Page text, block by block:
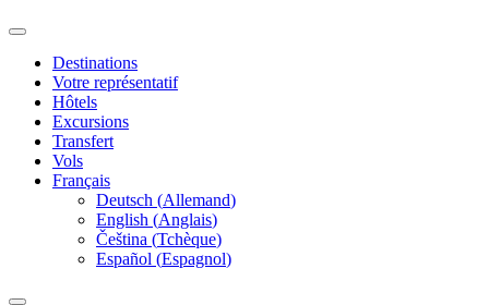
Destinations
Votre représentatif
Hôtels
Excursions
Transfert
Vols
Français
Deutsch (Allemand)
English (Anglais)
Čeština (Tchèque)
Español (Espagnol)